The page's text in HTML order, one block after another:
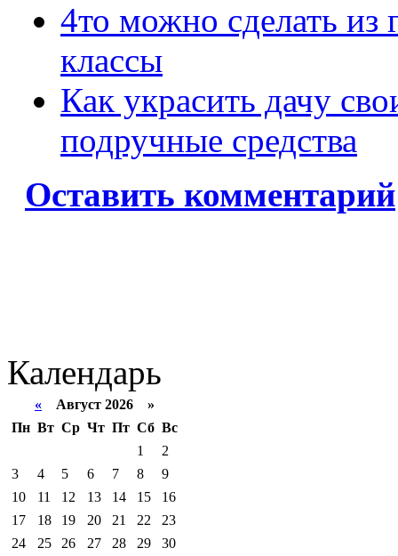
4то можно сделать из
классы
Как украсить дачу
подручные средства
Оставить комментарий
Календарь
« Август 2026 »
Пн Вт Ср Чт Пт Сб Вс
1
2
3
4 5 6 7 8
9
10
11 12 13 14 15
16
17
18 19 20 21 22
23
24
25 26 27 28 29
30